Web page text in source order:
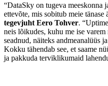
“DataSky on tugeva meeskonna
ettevõte, mis sobitub meie tänase
tegevjuht Eero Tohver.
neis lõikudes, kuhu me ise
seadnud, näiteks andmeanalüüs
Kokku tähendab see, et saame
ja pakkuda terviklikumaid